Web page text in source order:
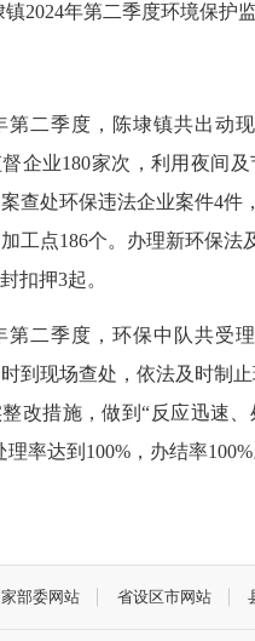
镇2024年第二季度环境保护
第二季度，陈埭镇共出动
企业180家次，利用夜间
查处环保违法企业案件4件
工点186个。办理新环保法
扣押3起。
第二季度，环保中队共受
到现场查处，依法及时制
改措施，做到“反应迅速
理率达到 100% ，办结率100%
家部委网站 省设区市网站